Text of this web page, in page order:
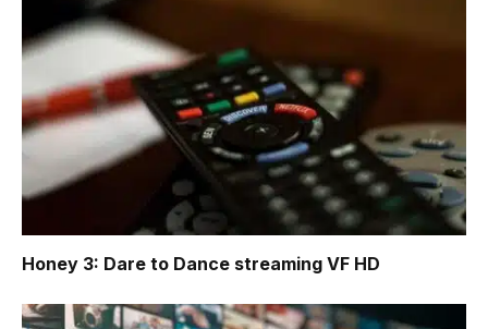
Honey 3: Dare to Dance streaming VF HD